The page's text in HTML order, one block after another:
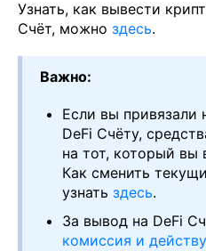
Узнать, как вывести
Счёт, можно здесь.
Важно:
Если вы привязали
DeFi Счёту,
на тот, который
Как сменить
узнать здесь.
За вывод на DeFi
комиссия и